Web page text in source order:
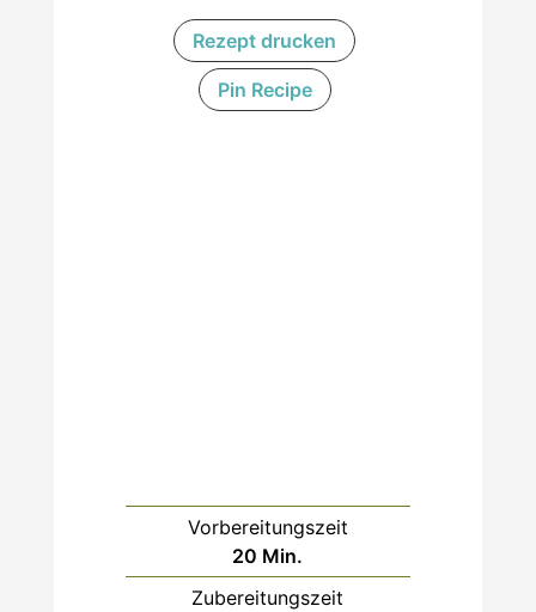
Rezept drucken
Pin Recipe
Vorbereitungszeit
20 Minuten
Min.
Zubereitungszeit